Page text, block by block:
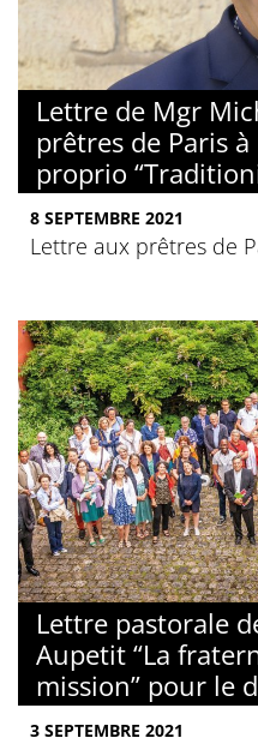
Lettre de Mgr
prêtres de Paris
proprio
8 SEPTEMBRE 2021
Lettre aux prêtres de
Lettre pastorale
Aupetit “La
mission” pour le
3 SEPTEMBRE 2021